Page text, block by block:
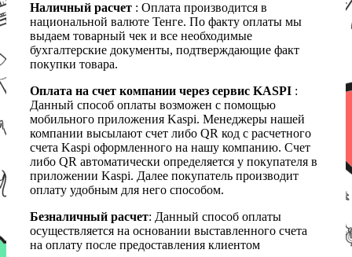
Наличный расчет : Оплата производится в
национальной валюте Тенге. По факту оплаты мы
выдаем товарный чек и все необходимые
бухгалтерские документы, подтверждающие факт
покупки товара.
Оплата на счет компании через сервис KASPI :
Данный способ оплаты возможен с помощью
мобильного приложения Kaspi. Менеджеры нашей
компании высылают счет либо QR код с расчетного
счета Kaspi оформленного на нашу компанию. Счет
либо QR автоматически определяется у покупателя в
приложении Kaspi. Далее покупатель производит
оплату удобным для него способом.
Безналичный расчет: Данный способ оплаты
осуществляется на основании выставленного счета
на оплату после предоставления клиентом